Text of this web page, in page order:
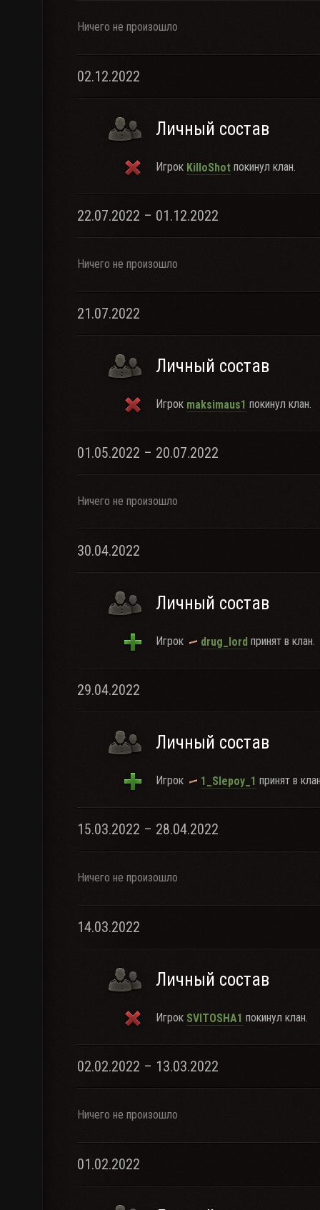
Ничего не произошло
02.12.2022
Личный состав
Игрок KilloShot покинул клан.
22.07.2022 – 01.12.2022
Ничего не произошло
21.07.2022
Личный состав
Игрок maksimaus1 покинул клан.
01.05.2022 – 20.07.2022
Ничего не произошло
30.04.2022
Личный состав
Игрок drug_lord принят в клан.
29.04.2022
Личный состав
Игрок 1_Slepoy_1 принят в
15.03.2022 – 28.04.2022
Ничего не произошло
14.03.2022
Личный состав
Игрок SVITOSHA1 покинул клан.
02.02.2022 – 13.03.2022
Ничего не произошло
01.02.2022